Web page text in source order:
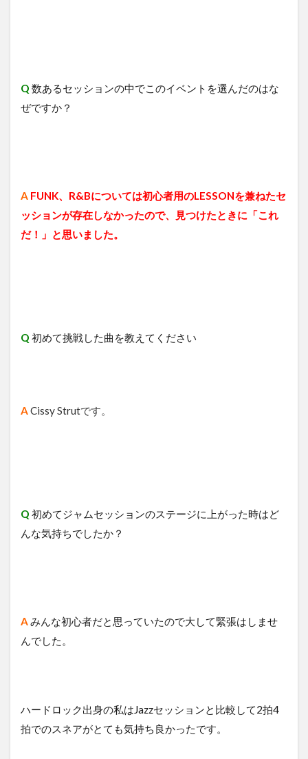
Q 数あるセッションの中でこのイベントを選んだのはな
ぜですか？
A FUNK、R&Bについては初心者用のLESSONを兼ねたセ
ッションが存在しなかったので、見つけたときに「これ
だ！」と思いました。
Q ​初めて挑戦した曲を教えてください
ACissy Strutです。
Q 初めてジャムセッションのステージに上がった時はど
んな気持ちでしたか？
A​みんな初心者だと思っていたので大して緊張はしませ
んでした。
ハードロック出身の私はJazzセッションと比較して2拍4
拍でのスネアがとても気持ち良かったです。